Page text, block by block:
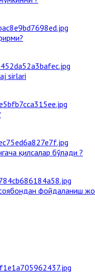
sirlari
қилсалар бўлади ?
фойдаланиш